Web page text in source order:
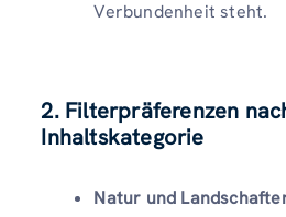
Verbundenheit steht.
2. Filterpräferenzen
Inhaltskategorie
Natur und